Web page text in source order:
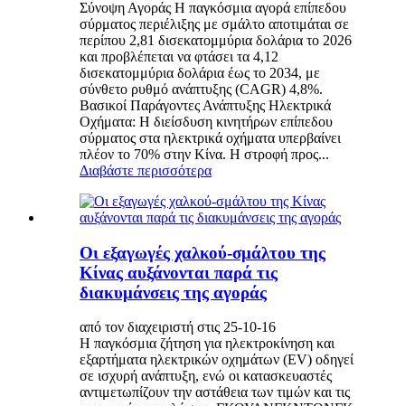
Σύνοψη Αγοράς Η παγκόσμια αγορά επίπεδου
σύρματος περιέλιξης με σμάλτο αποτιμάται σε
περίπου 2,81 δισεκατομμύρια δολάρια το 2026
και προβλέπεται να φτάσει τα 4,12
δισεκατομμύρια δολάρια έως το 2034, με
σύνθετο ρυθμό ανάπτυξης (CAGR) 4,8%.
Βασικοί Παράγοντες Ανάπτυξης Ηλεκτρικά
Οχήματα: Η διείσδυση κινητήρων επίπεδου
σύρματος στα ηλεκτρικά οχήματα υπερβαίνει
πλέον το 70% στην Κίνα. Η στροφή προς...
Διαβάστε περισσότερα
Οι εξαγωγές χαλκού-σμάλτου της
Κίνας αυξάνονται παρά τις
διακυμάνσεις της αγοράς
από τον διαχειριστή στις 25-10-16
Η παγκόσμια ζήτηση για ηλεκτροκίνηση και
εξαρτήματα ηλεκτρικών οχημάτων (EV) οδηγεί
σε ισχυρή ανάπτυξη, ενώ οι κατασκευαστές
αντιμετωπίζουν την αστάθεια των τιμών και τις